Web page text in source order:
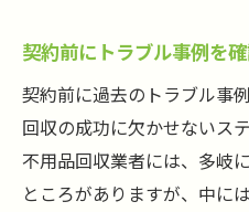
契約前にトラブル事例を
契約前に過去のトラブル事
回収の成功に欠かせないス
不用品回収業者には、多岐
ところがありますが、中に